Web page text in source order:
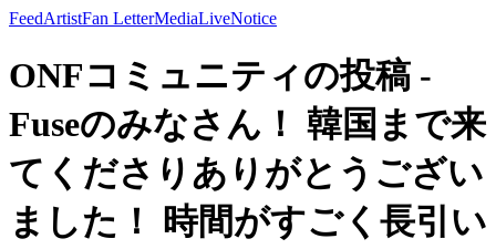
FeedArtistFan LetterMediaLiveNotice
ONFコミュニティの投稿 -
Fuseのみなさん！ 韓国まで来
てくださりありがとうござい
ました！ 時間がすごく長引い